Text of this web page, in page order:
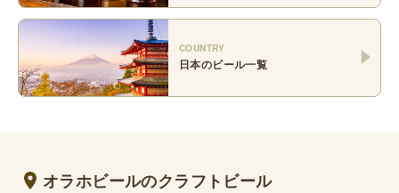
COUNTRY
日本のビール一覧
オラホビールのクラフトビール